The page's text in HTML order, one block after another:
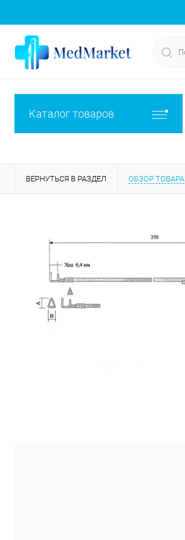
Каталог товаров
ВЕРНУТЬСЯ В РАЗДЕЛ ОБЗОР ТОВАРА